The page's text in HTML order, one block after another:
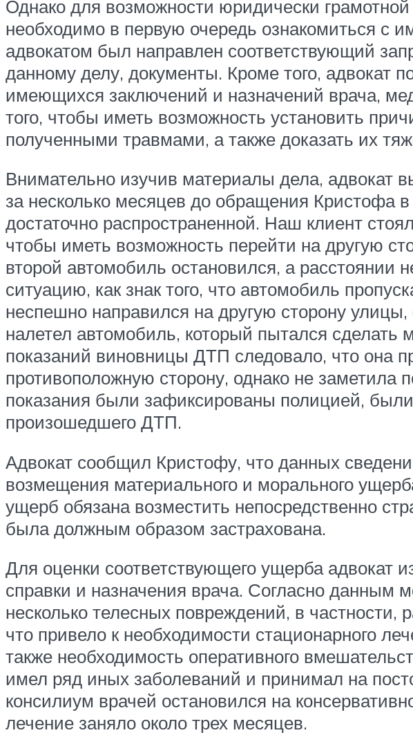
Однако для возможности юридически
необходимо в первую очередь ознакомиться
адвокатом был направлен соответствующий
данному делу, документы. Кроме того, адвокат
имеющихся заключений и назначений врача,
того, чтобы иметь возможность установить
полученными травмами, а также доказать их
Внимательно изучив материалы дела, адвокат
за несколько месяцев до обращения Кристофа
достаточно распространенной. Наш клиент
чтобы иметь возможность перейти на другую
второй автомобиль остановился, а расстоянии
ситуацию, как знак того, что автомобиль
неспешно направился на другую сторону улицы,
налетел автомобиль, который пытался сделать
показаний виновницы ДТП следовало, что она
противоположную сторону, однако не заметила
показания были зафиксированы полицией,
произошедшего ДТП.
Адвокат сообщил Кристофу, что данных
возмещения материального и морального
ущерб обязана возместить непосредственно
была должным образом застрахована.
Для оценки соответствующего ущерба адвокат
справки и назначения врача. Согласно
несколько телесных повреждений, в
что привело к необходимости стационарного
также необходимость оперативного
имел ряд иных заболеваний и принимал на
консилиум врачей остановился на
лечение заняло около трех месяцев.